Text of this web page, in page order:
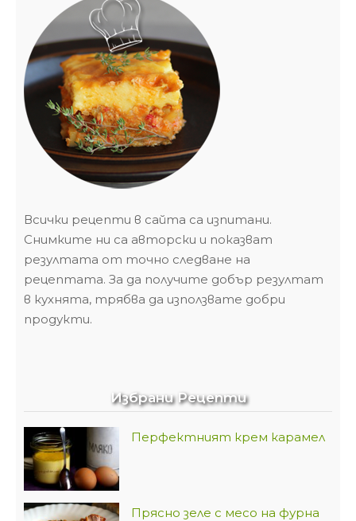
Всички рецепти в сайта са изпитани.
Снимките ни са авторски и показват
резултата от точно следване на
рецептата. За да получите добър резултат
в кухнята, трябва да използвате добри
продукти.
Избрани Рецепти
Перфектният крем карамел
Прясно зеле с месо на фурна